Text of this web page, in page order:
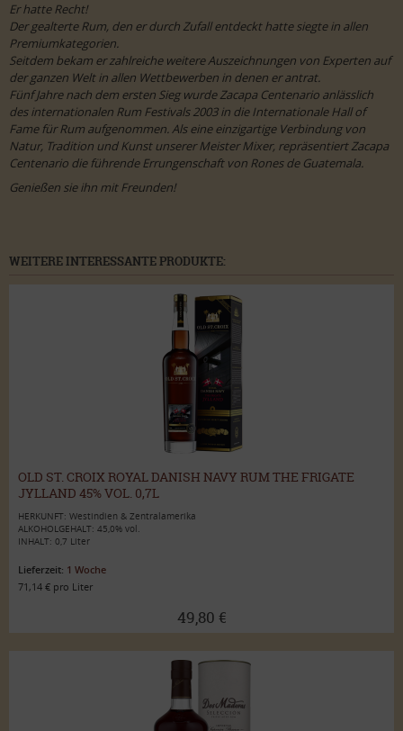
Er hatte Recht!
Der gealterte Rum, den er durch Zufall entdeckt hatte siegte in allen
Premiumkategorien.
Seitdem bekam er zahlreiche weitere Auszeichnungen von Experten auf
der ganzen Welt in allen Wettbewerben in denen er antrat.
Fünf Jahre nach dem ersten Sieg wurde Zacapa Centenario anlässlich
des internationalen Rum Festivals 2003 in die Internationale Hall of
Fame für Rum aufgenommen. Als eine einzigartige Verbindung von
Natur, Tradition und Kunst unserer Meister Mixer, repräsentiert Zacapa
Centenario die führende Errungenschaft von Rones de Guatemala.
Genießen sie ihn mit Freunden!
WEITERE INTERESSANTE PRODUKTE:
OLD ST. CROIX ROYAL DANISH NAVY RUM THE FRIGATE
JYLLAND 45% VOL. 0,7L
HERKUNFT: Westindien & Zentralamerika
ALKOHOLGEHALT: 45,0% vol.
INHALT: 0,7 Liter
Lieferzeit: 1 Woche
71,14 € pro Liter
49,80 €